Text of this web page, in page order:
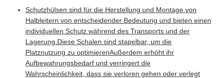
Schutzhülsen sind für die Herstellung und Montage von
Halbleitern von entscheidender Bedeutung und bieten einen
individuellen Schutz während des Transports und der
Lagerung.Diese Schalen sind stapelbar, um die
Platznutzung zu optimierenAußerdem erhöht ihr
Aufbewahrungsbedarf und verringert die
Wahrscheinlichkeit, dass sie verloren gehen oder verlegt